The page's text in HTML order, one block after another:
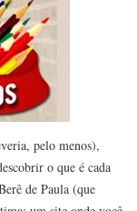
pelo menos),
o que é cada
de Paula (que